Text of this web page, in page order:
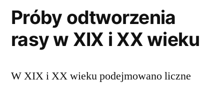
Próby odtworzenia
rasy w XIX i XX wieku
W XIX i XX wieku podejmowano liczne